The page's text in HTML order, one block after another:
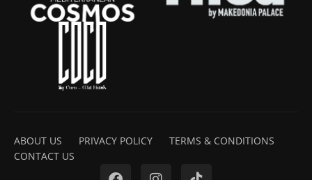
ABOUT US PRIVACY POLICY
TERMS & CONDITIONS
CONTACT US